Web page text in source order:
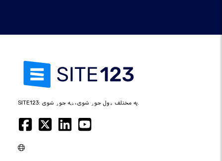
SITE123: په مختلف ډول جوړ شوی، ښه جوړ شوی.